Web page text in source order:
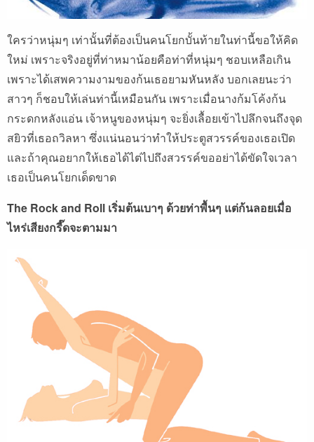
ใครว่าหนุ่มๆ เท่านั้นที่ต้องเป็นคนโยกบั้นท้ายในท่านี้ขอให้คิด
ใหม่ เพราะจริงอยู่ที่ท่าหมาน้อยคือท่าที่หนุ่มๆ ชอบเหลือเกิน
เพราะได้เสพความงามของก้นเธอยามหันหลัง บอกเลยนะว่า
สาวๆ ก็ชอบให้เล่นท่านี้เหมือนกัน เพราะเมื่อนางก้มโค้งก้น
กระดกหลังแอ่น เจ้าหนูของหนุ่มๆ จะยิ่งเลื้อยเข้าไปลึกจนถึงจุด
สยิวที่เธอถวิลหา ซึ่งแน่นอนว่าทำให้ประตูสวรรค์ของเธอเปิด
และถ้าคุณอยากให้เธอได้ไต่ไปถึงสวรรค์ขออย่าได้ขัดใจเวลา
เธอเป็นคนโยกเด็ดขาด
The Rock and Roll เริ่มต้นเบาๆ ด้วยท่าพื้นๆ แต่ก้นลอยเมื่อ
ไหร่เสียงกรี๊ดจะตามมา